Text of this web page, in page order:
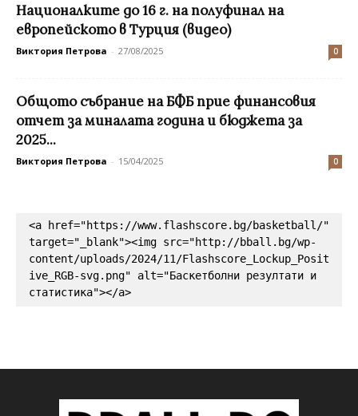
Националките до 16 г. на полуфинал на
европейското в Турция (видео)
Виктория Петрова - 27/08/2025 0
Общото събрание на БФБ прие финансовия
отчет за миналата година и бюджета за
2025...
Виктория Петрова - 15/04/2025 0
<a href="https://www.flashscore.bg/basketball/"
target="_blank"><img src="http://bball.bg/wp-
content/uploads/2024/11/Flashscore_Lockup_Posit
ive_RGB-svg.png" alt="Баскетболни резултати и
статистика"></a>